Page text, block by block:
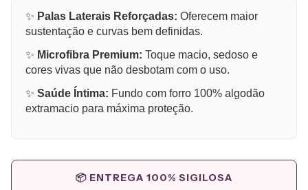
✨ Palas Laterais Reforçadas: Oferecem maior
sustentação e curvas bem definidas.
✨ Microfibra Premium: Toque macio, sedoso e
cores vivas que não desbotam com o uso.
✨ Saúde Íntima: Fundo com forro 100% algodão
extramacio para máxima proteção.
📦 ENTREGA 100% SIGILOSA